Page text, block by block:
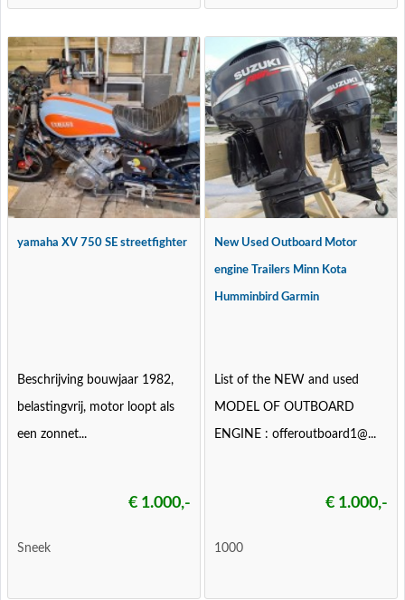
yamaha XV 750 SE streetfighter
Beschrijving bouwjaar 1982,
belastingvrij, motor loopt als
een zonnet...
€ 1.000,-
Sneek
New Used Outboard Motor
engine Trailers Minn Kota
Humminbird Garmin
List of the NEW and used
MODEL OF OUTBOARD
ENGINE : offeroutboard1@...
€ 1.000,-
1000